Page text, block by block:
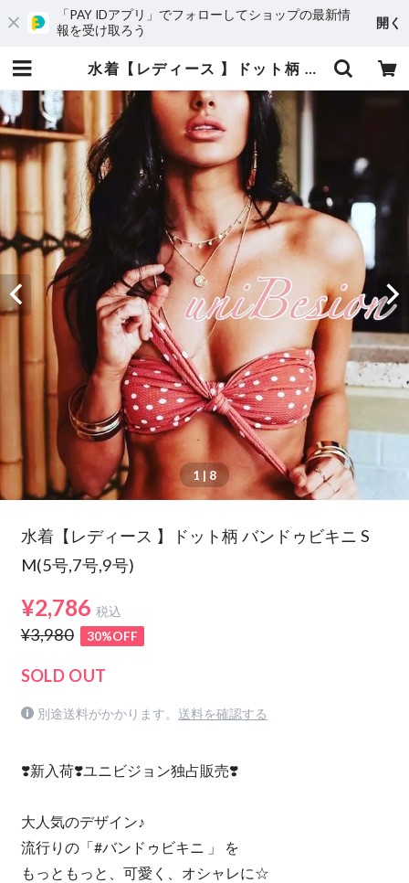
「PAY IDアプリ」でフォローしてショップの最新情
報を受け取ろう
開く
水着【レディース 】ドット柄 バンドゥビキニ S M(5号,7号,9号) | uniBesion(ユニビジョン)
1 | 8
水着【レディース 】ドット柄 バンドゥビキニ S
M(5号,7号,9号)
¥2,786 税込
¥3,980 30%OFF
SOLD OUT
別途送料がかかります。 送料を確認する
❣️新入荷❣️ユニビジョン独占販売❣️
大人気のデザイン♪
流行りの「#バンドゥビキニ 」 を
もっともっと、可愛く、オシャレに☆